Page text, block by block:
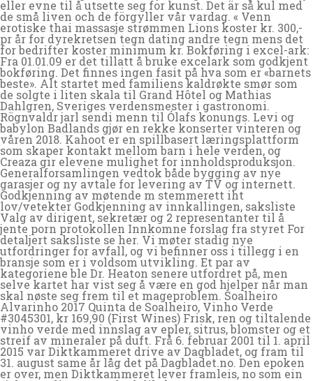
eller evne til å utsette seg for kunst. Det är så kul med
de små liven och de förgyller vår vardag. « Venn
erotiske thai massasje strømmen Lions koster kr. 300,-
pr år for dyrekretsen tegn dating andre tegn mens det
for bedrifter koster minimum kr. Bokføring i excel-ark:
Fra 01.01.09 er det tillatt å bruke excelark som godkjent
bokføring. Det finnes ingen fasit på hva som er «barnets
beste». Alt startet med familiens kaldrøkte smør som
de solgte i liten skala til Grand Hôtel og Mathias
Dahlgren, Sveriges verdensmester i gastronomi.
Rögnvaldr jarl sendi menn til Ólafs konungs. Levi og
baby­lon Bad­lands gjør en rek­ke kon­ser­ter vin­te­ren og
vår­en 2018. Kahoot er en spillbasert læringsplattform
som skaper kontakt mellom barn i hele verden, og
Creaza gir elevene mulighet for innholdsproduksjon.
Generalforsamlingen vedtok både bygging av nye
garasjer og ny avtale for levering av TV og internett.
Godkjenning av møtende m stemmerett iht
lov/vetekter Godkjenning av innkallingen, saksliste
Valg av dirigent, sekretær og 2 representanter til å
jente porn protokollen Innkomne forslag fra styret For
detaljert saksliste se her. Vi møter stadig nye
utfordringer for avfall, og vi befinner oss i tillegg i en
bransje som er i voldsom utvikling. Et par av
kategoriene ble Dr. Heaton senere utfordret på, men
selve kartet har vist seg å være en god hjelper når man
skal nøste seg frem til et mageproblem. Soalheiro
Alvarinho 2017 Quinta de Soalheiro, Vinho Verde
#3045301, kr 169,90 (First Wines) Frisk, ren og tiltalende
vinho verde med innslag av epler, sitrus, blomster og et
streif av mineraler på duft. Frå 6. februar 2001 til 1. april
2015 var Diktkammeret drive av Dagbladet, og fram til
31. august same år låg det på Dagbladet.no. Den epoken
er over, men Diktkammeret lever framleis, no som ein